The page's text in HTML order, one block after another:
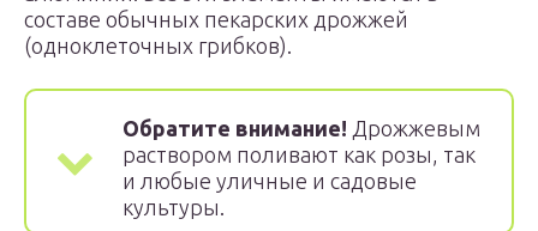
составе обычных пекарских дрожжей
(одноклеточных грибков).
Обратите внимание! Дрожжевым
раствором поливают как розы, так
и любые уличные и садовые
культуры.